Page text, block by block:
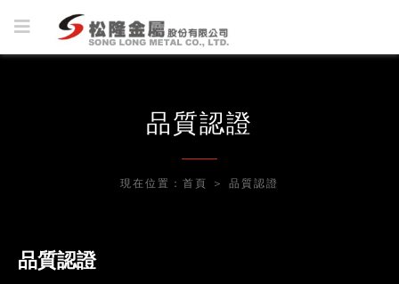
品質認證
現在位置： 首頁 ＞ 品質認證
品質認證